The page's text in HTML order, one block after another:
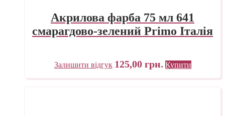
Акрилова фарба 75 мл 641
смарагдово-зелений Primo Італія
Залишити відгук 125,00 грн. Купити